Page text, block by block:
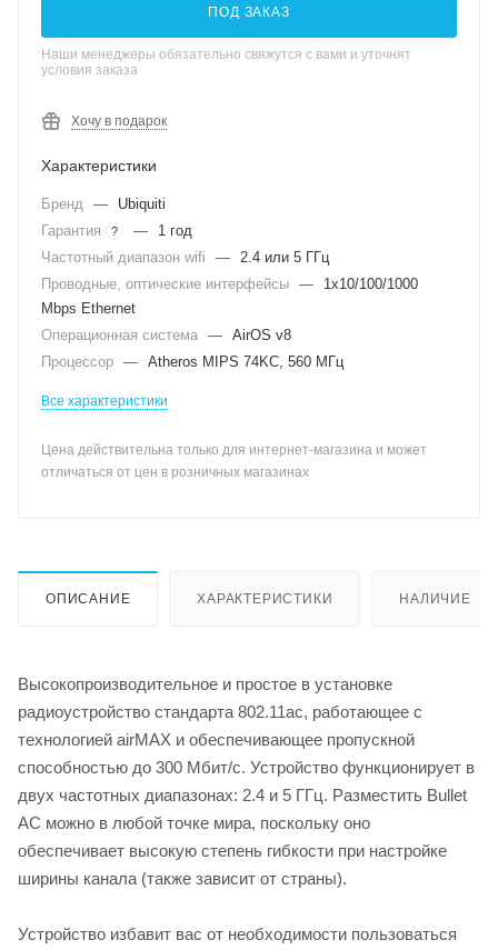
ПОД ЗАКАЗ
Наши менеджеры обязательно свяжутся с вами и уточнят
условия заказа
Хочу в подарок
Характеристики
Бренд —
Ubiquiti
Гарантия
? —
1 год
Частотный диапазон wifi
— 2.4 или 5 ГГц
Проводные, оптические интерфейсы —
1x10/100/1000
Mbps Ethernet
Операционная система — AirOS v8
Процессор — Atheros MIPS 74KC, 560 МГц
Все характеристики
Цена действительна только для интернет-магазина и может
отличаться от цен в розничных магазинах
ОПИСАНИЕ ХАРАКТЕРИСТИКИ НАЛИЧИЕ
Высокопроизводительное и простое в установке
радиоустройство стандарта 802.11ac, работающее с
технологией airMAX и обеспечивающее пропускной
способностью до 300 Мбит/с. Устройство функционирует в
двух частотных диапазонах: 2.4 и 5 ГГц. Разместить Bullet
AC можно в любой точке мира, поскольку оно
обеспечивает высокую степень гибкости при настройке
ширины канала (также зависит от страны).
Устройство избавит вас от необходимости пользоваться